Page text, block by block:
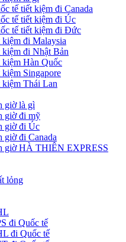
tế tiết kiệm đi Canada
tế tiết kiệm đi Úc
tế tiết kiệm đi Đức
kiệm đi Malaysia
kiệm đi Nhật Bản
kiệm Hàn Quốc
Singapore
kiệm Thái Lan
giờ là gì
giờ đi mỹ
giờ đi Úc
giờ đi Canada
giờ HÀ THIÊN EXPRESS
lỏng
đi Quốc tế
đi Quốc tế